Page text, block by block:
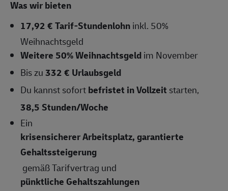
Was wir bieten
17,92 € Tarif-Stundenlohninkl. 50%
Weihnachtsgeld
Weitere 50% Weihnachtsgeldim November
Bis zu332 € Urlaubsgeld
Du kannst sofortbefristet in Vollzeit starten,
38,5 Stunden/Woche
Ein
krisensicherer Arbeitsplatz, garantierte
Gehaltssteigerung
gemäß Tarifvertrag und
pünktliche Gehaltszahlungen